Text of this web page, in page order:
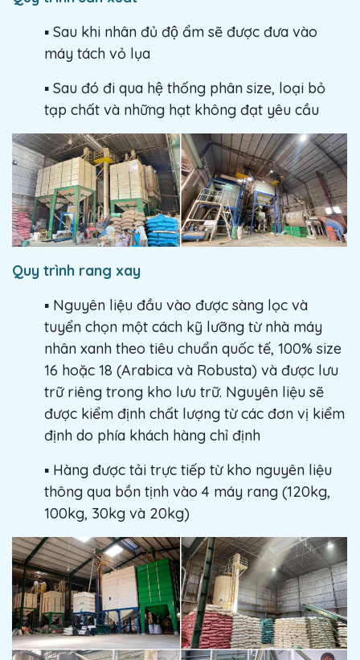
▪️ Sau khi nhân đủ độ ẩm sẽ được đưa vào
máy tách vỏ lụa
▪️ Sau đó đi qua hệ thống phân size, loại bỏ
tạp chất và những hạt không đạt yêu cầu
Quy trình rang xay
▪️ Nguyên liệu đầu vào được sàng lọc và
tuyển chọn một cách kỹ lưỡng từ nhà máy
nhân xanh theo tiêu chuẩn quốc tế, 100% size
16 hoặc 18 (Arabica và Robusta) và được lưu
trữ riêng trong kho lưu trữ. Nguyên liệu sẽ
được kiểm định chất lượng từ các đơn vị kiểm
định do phía khách hàng chỉ định
▪️ Hàng được tải trực tiếp từ kho nguyên liệu
thông qua bồn tịnh vào 4 máy rang (120kg,
100kg, 30kg và 20kg)